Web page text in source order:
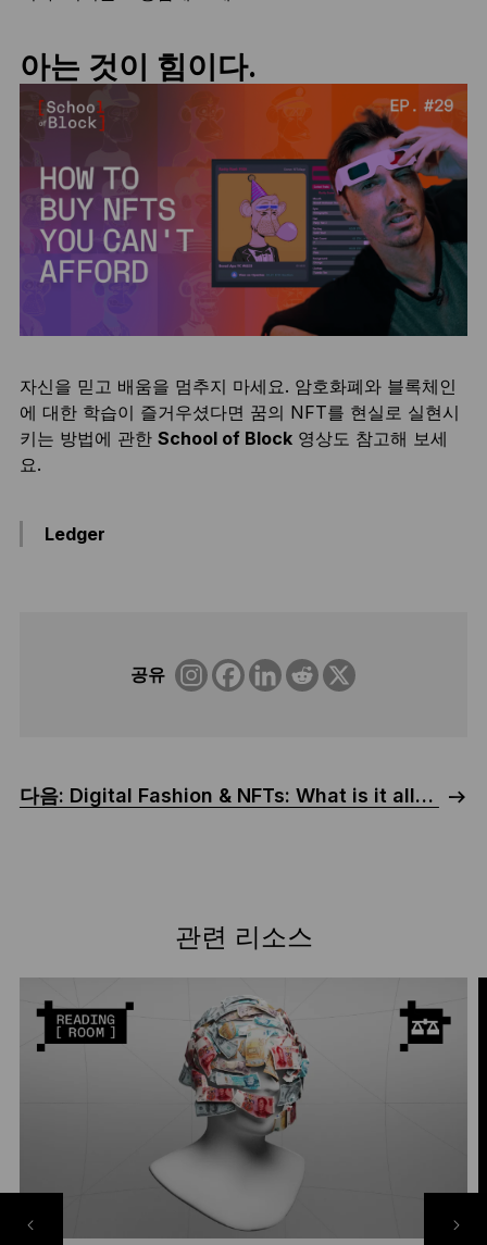
아는 것이 힘이다.
자신을 믿고 배움을 멈추지 마세요. 암호화폐와 블록체인
에 대한 학습이 즐거우셨다면 꿈의 NFT를 현실로 실현시
키는 방법에 관한 School of Block영상도 참고해 보세
요.
Ledger
공유
다음: Digital Fashion & NFTs: What is it all…
관련 리소스